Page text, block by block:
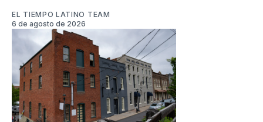
EL TIEMPO LATINO TEAM
6 de agosto de 2026